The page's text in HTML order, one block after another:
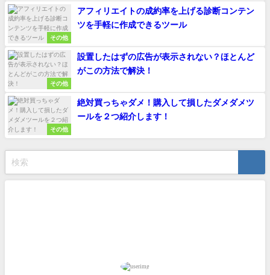
その他
アフィリエイトの成約率を上げる診断コンテン
ツを手軽に作成できるツール
その他
設置したはずの広告が表示されない？ほとんど
がこの方法で解決！
その他
絶対買っちゃダメ！購入して損したダメダメツ
ールを２つ紹介します！